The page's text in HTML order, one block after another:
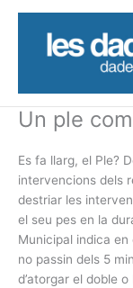
contingut
Un ple
Es fa llarg, el Ple?
intervencions dels
destriar les
el seu pes en la
Municipal indica
no passin dels 5
d’atorgar el doble